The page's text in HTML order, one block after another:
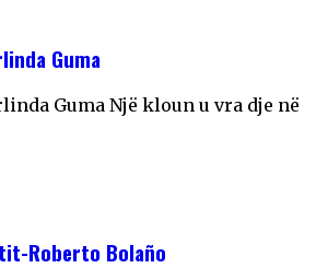
Guma
Guma Një kloun u vra dje në
Roberto Bolaño